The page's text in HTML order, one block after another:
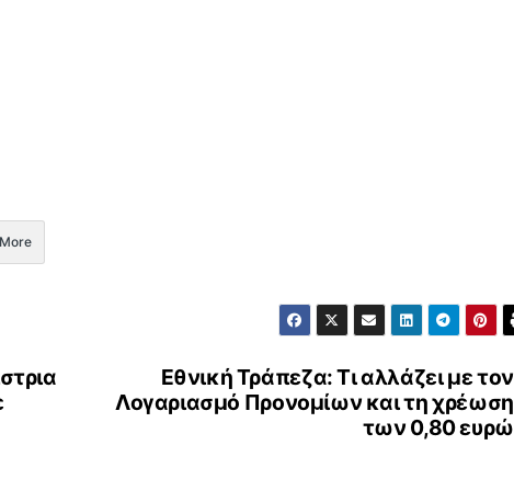
More
Εθνική Τράπεζα: Τι αλλάζει με τον
Λογαριασμό Προνομίων και τη χρέωση
των 0,80 ευρώ